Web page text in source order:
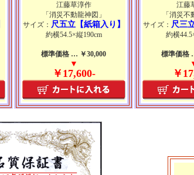
江藤草淳作
「消災不動龍神図」
サイズ： 尺五立【紙箱入り】
約横54.5×縦190cm
標準価格 … ￥30,000
▼
￥17,600-
江藤
「消災不
サイズ： 尺三
約横
標準価格
￥